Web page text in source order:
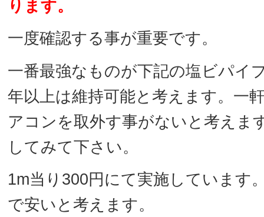
ります。
一度確認する事が重要です。
一番最強なものが下記の塩ビパ
年以上は維持可能と考えます。一
アコンを取外す事がないと考えま
してみて下さい。
1m当り300円にて実施しています
で安いと考えます。